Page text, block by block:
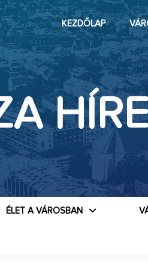
KEZDŐLAP
ÉLET A VÁROSBAN